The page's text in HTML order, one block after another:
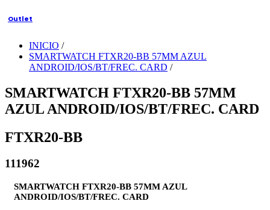
Outlet
INICIO /
SMARTWATCH FTXR20-BB 57MM AZUL
ANDROID/IOS/BT/FREC. CARD /
SMARTWATCH FTXR20-BB 57MM
AZUL ANDROID/IOS/BT/FREC. CARD
FTXR20-BB
111962
SMARTWATCH FTXR20-BB 57MM AZUL
ANDROID/IOS/BT/FREC. CARD